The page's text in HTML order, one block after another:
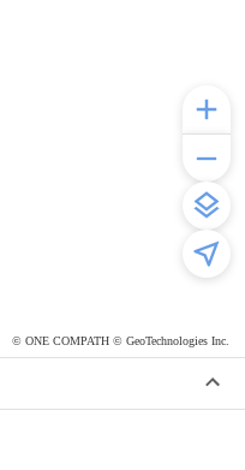
© ONE COMPATH © GeoTechnologies Inc.